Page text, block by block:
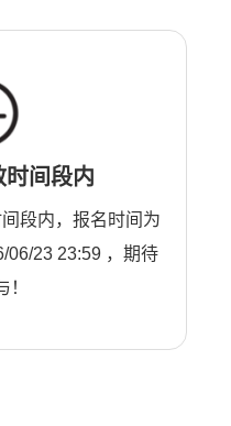
时间段内
段内，报名时间为
23 23:59 ，期待
！